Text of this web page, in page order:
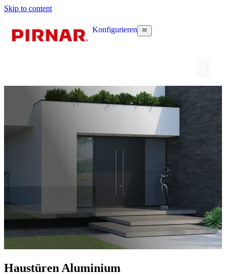
Skip to content
Konfigurieren
Haustüren Aluminium